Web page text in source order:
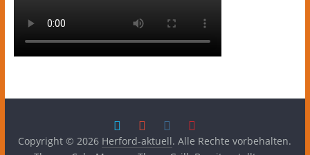
Copyright © 2026 Herford-aktuell. Alle Rechte vorbehalten.